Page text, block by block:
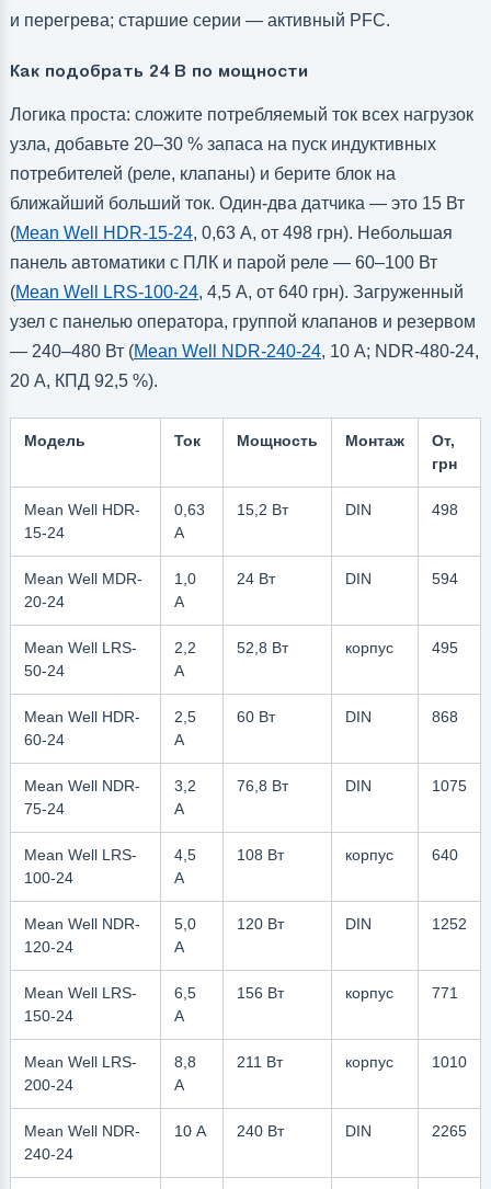
и перегрева; старшие серии — активный PFC.
Как подобрать 24 В по мощности
Логика проста: сложите потребляемый ток всех нагрузок
узла, добавьте 20–30 % запаса на пуск индуктивных
потребителей (реле, клапаны) и берите блок на
ближайший больший ток. Один-два датчика — это 15 Вт
(Mean Well HDR-15-24, 0,63 А, от 498 грн). Небольшая
панель автоматики с ПЛК и парой реле — 60–100 Вт
(Mean Well LRS-100-24, 4,5 А, от 640 грн). Загруженный
узел с панелью оператора, группой клапанов и резервом
— 240–480 Вт (Mean Well NDR-240-24, 10 А; NDR-480-24,
20 А, КПД 92,5 %).
Модель Ток Мощность Монтаж
От,
грн
Mean Well HDR-
15-24
0,63
А
15,2 Вт DIN 498
Mean Well MDR-
20-24
1,0
А
24 Вт DIN 594
Mean Well LRS-
50-24
2,2
А
52,8 Вт корпус 495
Mean Well HDR-
60-24
2,5
А
60 Вт DIN 868
Mean Well NDR-
75-24
3,2
А
76,8 Вт DIN 1075
Mean Well LRS-
100-24
4,5
А
108 Вт корпус 640
Mean Well NDR-
120-24
5,0
А
120 Вт DIN 1252
Mean Well LRS-
150-24
6,5
А
156 Вт корпус 771
Mean Well LRS-
200-24
8,8
А
211 Вт корпус 1010
Mean Well NDR-
240-24
10 А 240 Вт DIN 2265